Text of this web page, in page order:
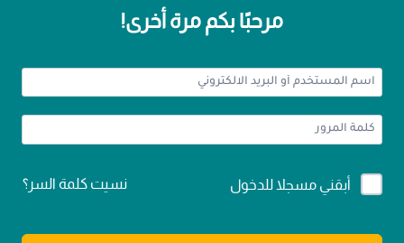
مرحبًا بكم مرة أخرى!
Alternative:
أبقني مسجلا للدخول نسيت كلمة السر؟